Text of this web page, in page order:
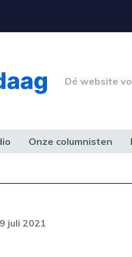
Dé website
Onze columnisten
juli 2021